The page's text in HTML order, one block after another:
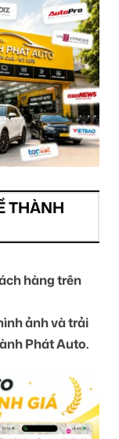
THÀNH
hàng trên
ảnh và trải
Phát Auto.